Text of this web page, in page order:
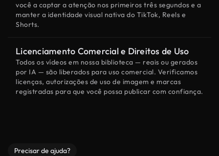
você a captar a atenção nos primeiros três segundos e a
manter a identidade visual nativa do TikTok, Reels e
Shorts.
Licenciamento Comercial e Direitos de Uso
Todos os vídeos em nossa biblioteca — reais ou gerados
por IA — são liberados para uso comercial. Verificamos
licenças, autorizações de uso de imagem e marcas
registradas para que você possa publicar com confiança.
Precisar de ajuda?